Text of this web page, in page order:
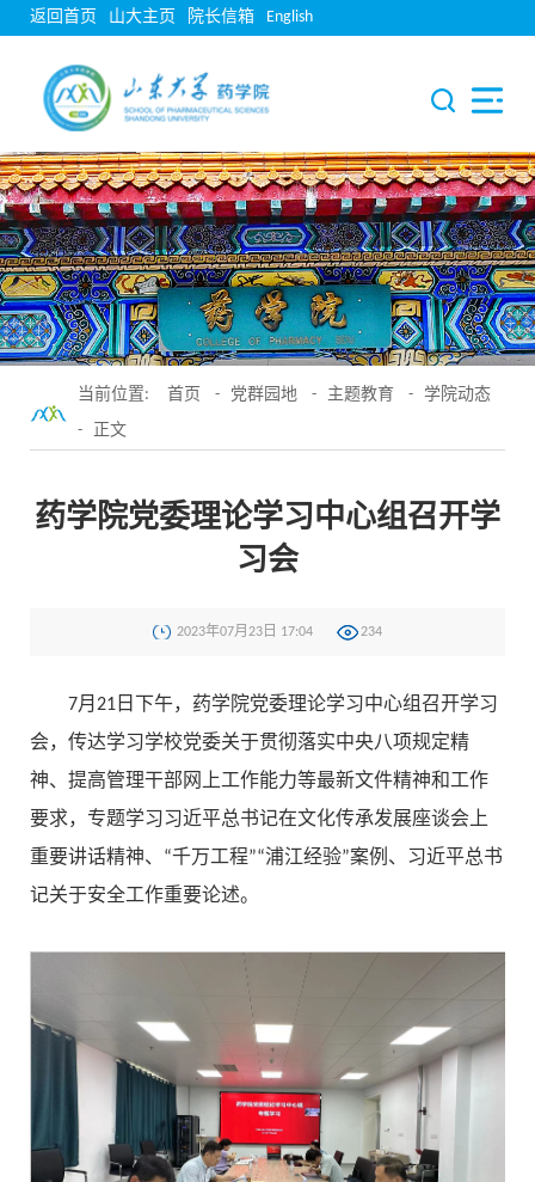
返回首页 山大主页 院长信箱 English
当前位置: 首页 - 党群园地 - 主题教育 - 学院动态
- 正文
药学院党委理论学习中心组召开学
习会
2023年07月23日 17:04 234
7月21日下午，药学院党委理论学习中心组召开学习
会，传达学习学校党委关于贯彻落实中央八项规定精
神、提高管理干部网上工作能力等最新文件精神和工作
要求，专题学习习近平总书记在文化传承发展座谈会上
重要讲话精神、“千万工程”“浦江经验”案例、习近平总书
记关于安全工作重要论述。